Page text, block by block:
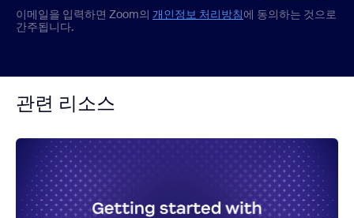
이메일을 입력하면 Zoom의 개인정보 처리방침에 동의하는 것으로
간주됩니다.
관련 리소스